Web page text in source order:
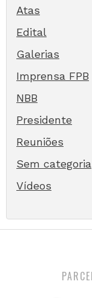
Atas
Edital
Galerias
Imprensa FPB
NBB
Presidente
Reuniões
Sem categoria
Vídeos